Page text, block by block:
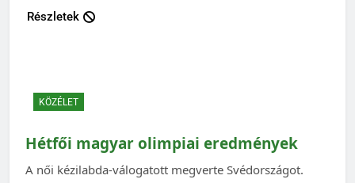
Részletek
KÖZÉLET
Hétfői magyar olimpiai eredmények
A női kézilabda-válogatott megverte Svédországot.